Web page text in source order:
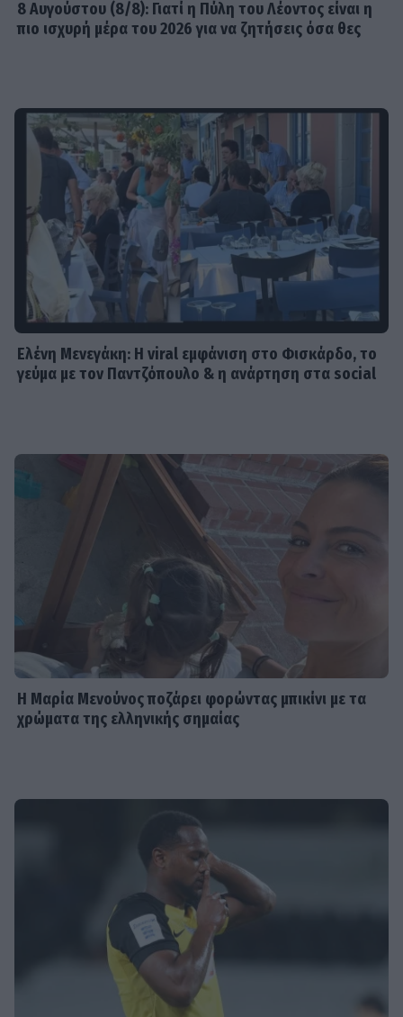
8 Aυγούστου (8/8): Γιατί η Πύλη του Λέοντος είναι η
πιο ισχυρή μέρα του 2026 για να ζητήσεις όσα θες
Ελένη Μενεγάκη: Η viral εμφάνιση στο Φισκάρδο, το
γεύμα με τον Παντζόπουλο & η ανάρτηση στα social
Η Μαρία Μενούνος ποζάρει φορώντας μπικίνι με τα
χρώματα της ελληνικής σημαίας